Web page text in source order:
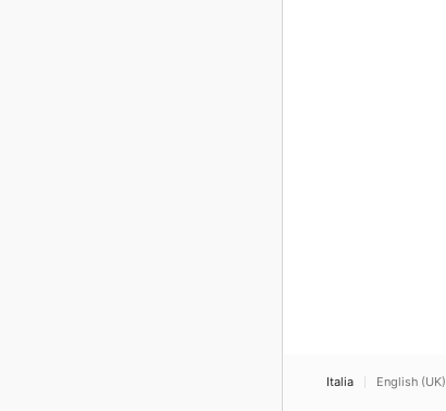
Italia English (UK)